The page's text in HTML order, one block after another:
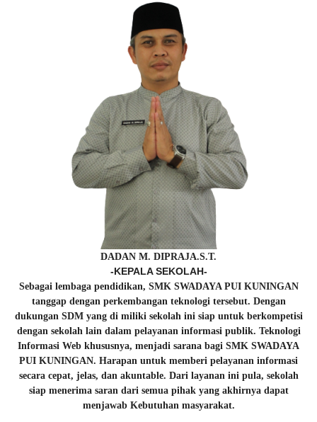
DADAN M. DIPRAJA.S.T.
-KEPALA SEKOLAH-
Sebagai lembaga pendidikan, SMK SWADAYA PUI KUNINGAN
tanggap dengan perkembangan teknologi tersebut. Dengan
dukungan SDM yang di miliki sekolah ini siap untuk berkompetisi
dengan sekolah lain dalam pelayanan informasi publik. Teknologi
Informasi Web khususnya, menjadi sarana bagi SMK SWADAYA
PUI KUNINGAN. Harapan untuk memberi pelayanan informasi
secara cepat, jelas, dan akuntable. Dari layanan ini pula, sekolah
siap menerima saran dari semua pihak yang akhirnya dapat
menjawab Kebutuhan masyarakat.